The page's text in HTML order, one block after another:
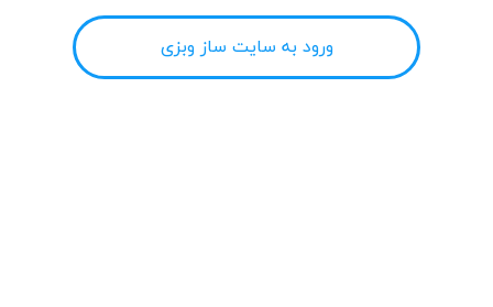
ورود به سایت ساز وبزی